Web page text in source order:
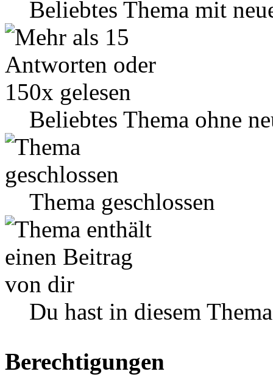
Beliebtes Thema mit
Beliebtes Thema ohne
Thema geschlossen
Du hast in diesem
Berechtigungen